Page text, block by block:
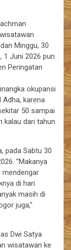
Minggu, 30
1 Juni 2026 pun
Peringatan
okupansi
Adha, karena
50 sampai
kalau dari tahun
pada Sabtu 30
”Makanya
mendengar
di hari
masih di
juga,”
Dwi Satya
wisatawan ke